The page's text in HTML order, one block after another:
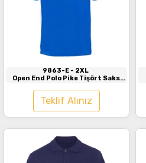
9863-E - 2XL
Open End Polo Pike Tişört Saks
Teklif Alınız